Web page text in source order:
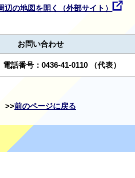
辺の地図を開く（外部サイト）
お問い合わせ
電話番号： 0436-41-0110 （代表）
前のページに戻る